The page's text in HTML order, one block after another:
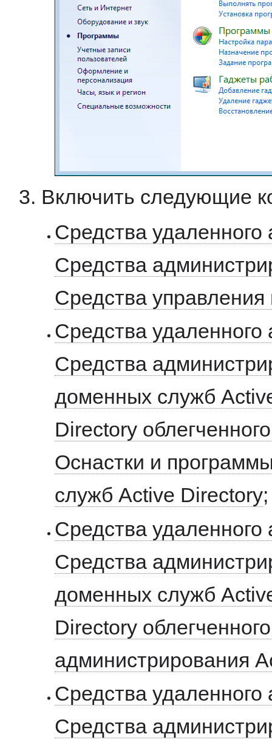
Включить следующие
Средства
Средства
Средства
Средства
Средства
доменных служб
Directory
Оснастки и
служб Active Directory;
Средства
Средства
доменных служб
Directory
администрирования
Средства
Средства